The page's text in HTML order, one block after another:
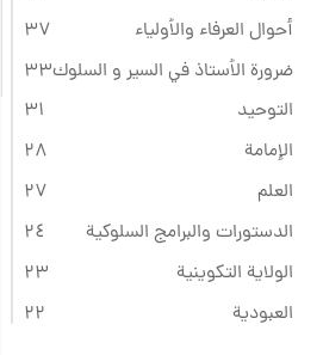
أحوال العرفاء والأولياء
۳۷
ضرورة الأستاذ في السير و السلوك۳۳
التوحيد
۳۱
الإمامة
۲۸
العلم
۲۷
الدستورات والبرامج السلوكية
۲٤
الولاية التكوينية
۲۳
العبودية
۲۲